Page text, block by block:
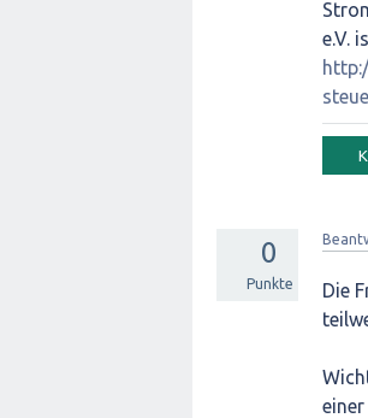
e.V.
0
Punkte
Die